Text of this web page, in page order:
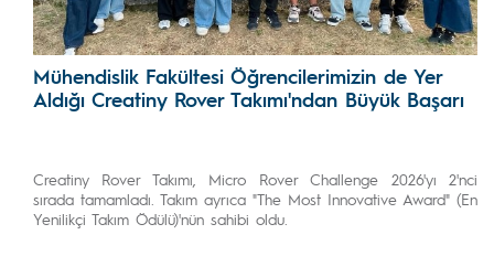
Mühendislik Fakültesi Öğrencilerimizin de Yer
Aldığı Creatiny Rover Takımı'ndan Büyük Başarı
Creatiny Rover Takımı, Micro Rover Challenge 2026'yı 2'nci
sırada tamamladı. Takım ayrıca "The Most Innovative Award" (En
Yenilikçi Takım Ödülü)'nün sahibi oldu.